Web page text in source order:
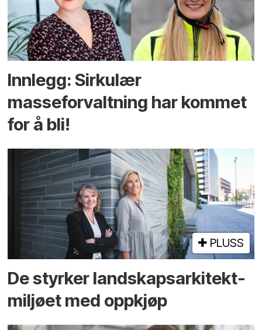
Innlegg: Sirkulær
masseforvaltning har kommet
for å bli!
PLUSS
De styrker landskaps­arkitekt­
miljøet med oppkjøp